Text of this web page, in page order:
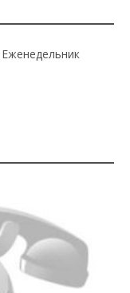
Еженедельник